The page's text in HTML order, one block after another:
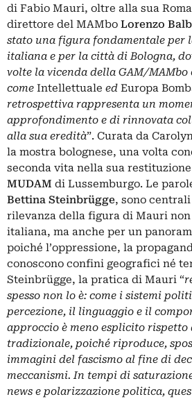
di Fabio Mauri, oltre alla sua
direttore del MAMbo Lorenzo
stato una figura fondamentale per
italiana e per la città di Bologna,
volte la vicenda della GAM/MAMbo
come Intellettuale ed Europa
retrospettiva rappresenta un
approfondimento e di rinnovata
alla sua eredità”. Curata da
la mostra bolognese, una volta
seconda vita nella sua
MUDAM di Lussemburgo. Le
Bettina Steinbrügge, sono
rilevanza della figura di Mauri non
italiana, ma anche per un
poiché l’oppressione, la
conoscono confini geografici né
Steinbrügge, la pratica di Mauri “
spesso non lo è: come i sistemi
percezione, il linguaggio e il
approccio è meno esplicito rispetto
tradizionale, poiché riproduce,
immagini del fascismo al fine di
meccanismi. In tempi di
news e polarizzazione politica,